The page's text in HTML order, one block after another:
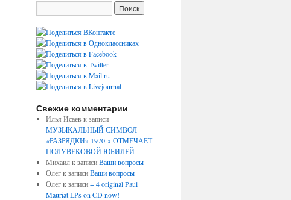
Свежие комментарии
Илья Исаевк записи
МУЗЫКАЛЬНЫЙ СИМВОЛ
«РАЗРЯДКИ» 1970-x ОТМЕЧАЕТ
ПОЛУВЕКОВОЙ ЮБИЛЕЙ
Михаилк записиВаши вопросы
Олегк записиВаши вопросы
Олегк записи+ 4 original Paul
Mauriat LPs on CD now!